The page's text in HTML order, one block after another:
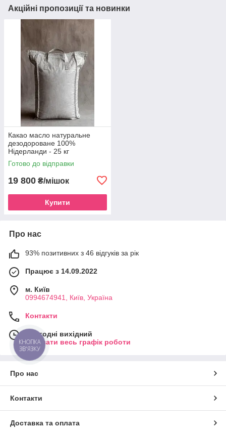
Акційні пропозиції та новинки
Какао масло натуральне
дезодороване 100%
Нідерланди - 25 кг
Готово до відправки
19 800 ₴/мішок
Купити
Про нас
93% позитивних з 46 відгуків за рік
Працює з 14.09.2022
м. Київ
0994674941, Київ, Україна
Контакти
Сьогодні вихідний
Показати весь графік роботи
Про нас
Контакти
Доставка та оплата
КНОПКА
ЗВ'ЯЗКУ